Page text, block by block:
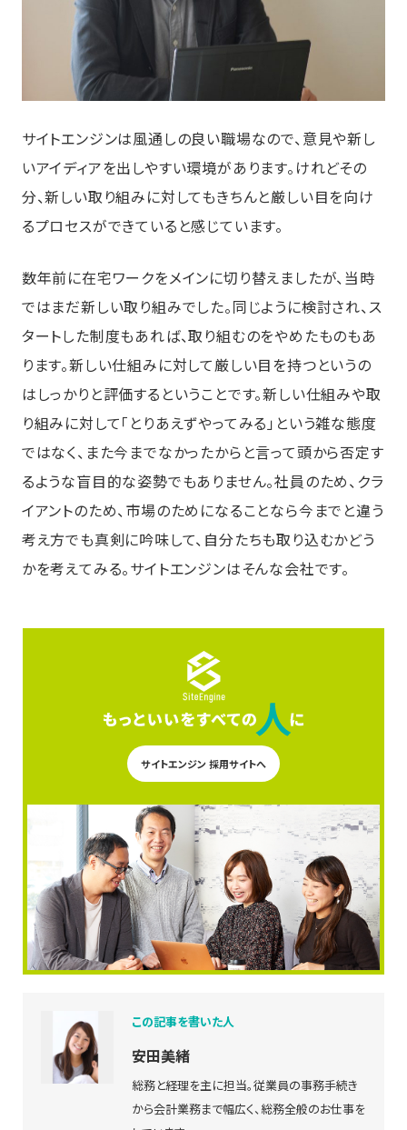
サイトエンジンは風通しの良い職場なので、意見や新し
いアイディアを出しやすい環境があります。けれどその
分、新しい取り組みに対してもきちんと厳しい目を向け
るプロセスができていると感じています。
数年前に在宅ワークをメインに切り替えましたが、当時
ではまだ新しい取り組みでした。同じように検討され、ス
タートした制度もあれば、取り組むのをやめたものもあ
ります。新しい仕組みに対して厳しい目を持つというの
はしっかりと評価するということです。新しい仕組みや取
り組みに対して「とりあえずやってみる」という雑な態度
ではなく、また今までなかったからと言って頭から否定す
るような盲目的な姿勢でもありません。社員のため、クラ
イアントのため、市場のためになることなら今までと違う
考え方でも真剣に吟味して、自分たちも取り込むかどう
かを考えてみる。サイトエンジンはそんな会社です。
サイトエンジン 採用サイトへ
この記事を書いた人
安田美緒
総務と経理を主に担当。従業員の事務手続き
から会計業務まで幅広く、総務全般のお仕事を